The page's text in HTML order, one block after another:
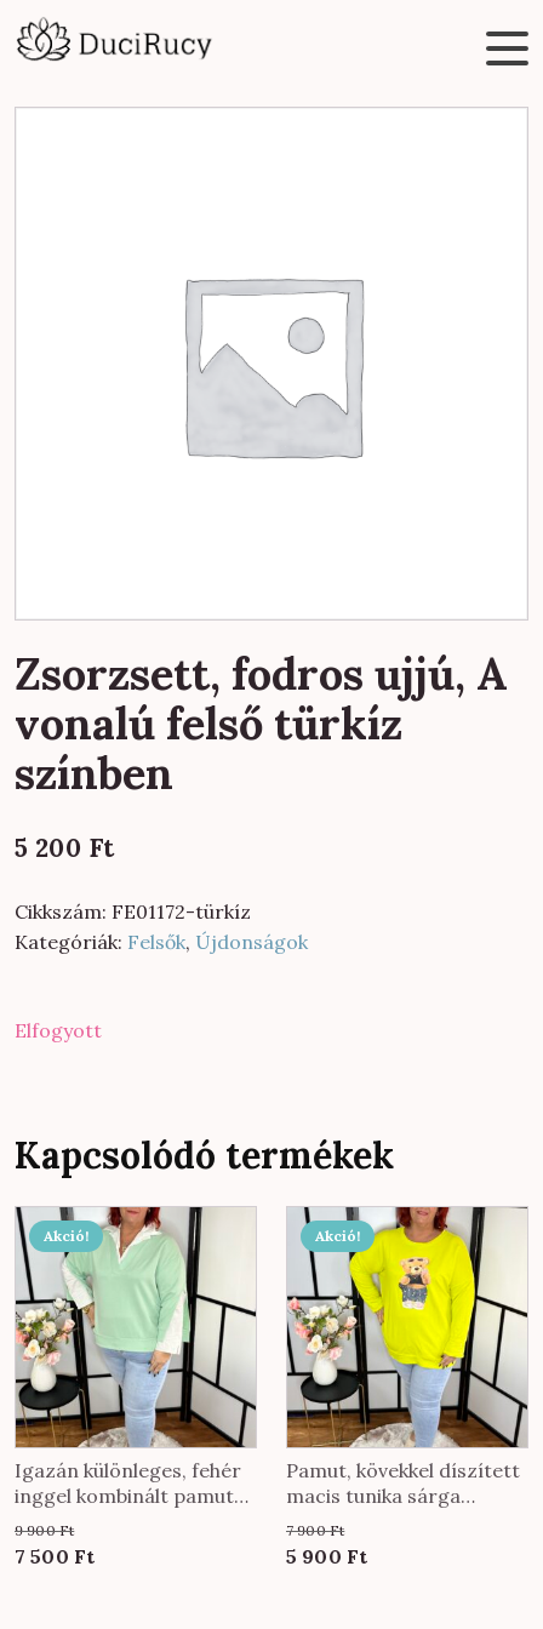
Zsorzsett, fodros ujjú, A
vonalú felső türkíz
színben
5 200 Ft
Cikkszám: FE01172-türkíz
Kategóriák: Felsők, Újdonságok
Elfogyott
Kapcsolódó termékek
Akció!
Igazán különleges, fehér
inggel kombinált pamut
felső menta színben
9 900Ft
Original
7 500 FtCurrent
Akció!
Pamut, kövekkel díszített
macis tunika sárga
színben
7 900Ft
Original
5 900 FtCurrent